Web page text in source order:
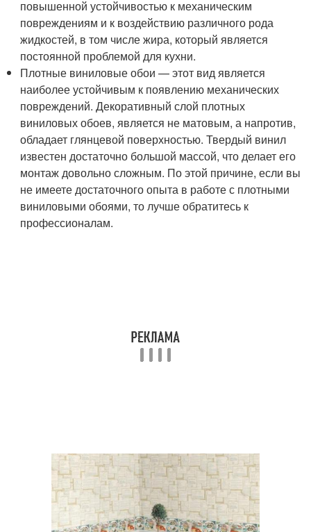
повышенной устойчивостью к механическим
повреждениям и к воздействию различного рода
жидкостей, в том числе жира, который является
постоянной проблемой для кухни.
Плотные виниловые обои — этот вид является
наиболее устойчивым к появлению механических
повреждений. Декоративный слой плотных
виниловых обоев, является не матовым, а напротив,
обладает глянцевой поверхностью. Твердый винил
известен достаточно большой массой, что делает его
монтаж довольно сложным. По этой причине, если вы
не имеете достаточного опыта в работе с плотными
виниловыми обоями, то лучше обратитесь к
профессионалам.